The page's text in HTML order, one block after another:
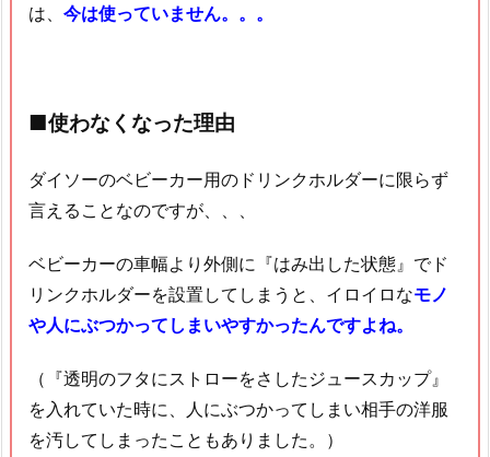
は、 今は使っていません。。。
■使わなくなった理由
ダイソーのベビーカー用のドリンクホルダーに限らず
言えることなのですが、、、
ベビーカーの車幅より外側に『はみ出した状態』でド
リンクホルダーを設置してしまうと、イロイロなモノ
や人にぶつかってしまいやすかったんですよね。
（『透明のフタにストローをさしたジュースカップ』
を入れていた時に、人にぶつかってしまい相手の洋服
を汚してしまったこともありました。）